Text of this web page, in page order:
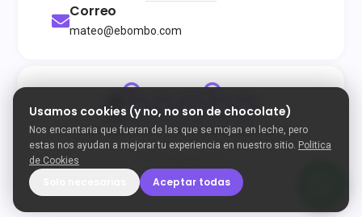
Correo
mateo@ebombo.com
© 2026 Todos los derechos reservados eBombo
Terminos y CondicionesPolitica de Privacidad
Developed by Enigma
Usamos cookies (y no, no son de chocolate)
Nos encantaria que fueran de las que se mojan en leche, pero
estas nos ayudan a mejorar tu experiencia en nuestro sitio. Politica
de Cookies
Aceptar todas